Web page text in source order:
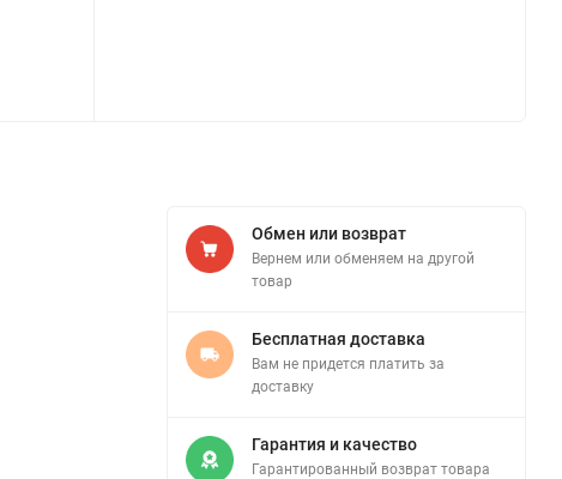
Обмен или возврат
Вернем или обменяем на другой
товар
Бесплатная доставка
Вам не придется платить за
доставку
Гарантия и качество
Гарантированный возврат товара